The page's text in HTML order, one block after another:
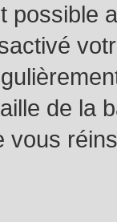
possible
de la
vous